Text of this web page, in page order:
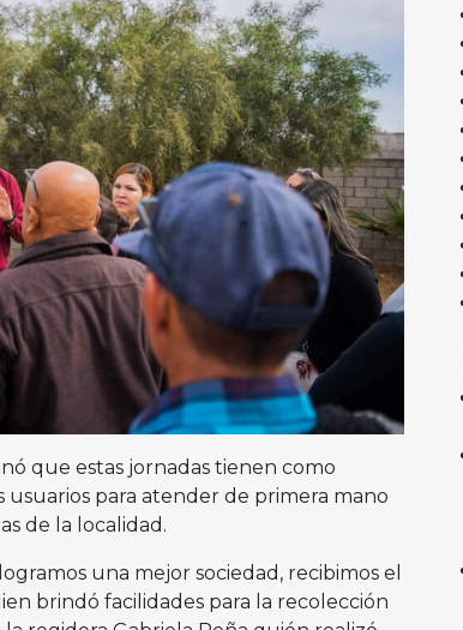
que estas jornadas tienen como
para atender de primera mano
de la localidad.
una mejor sociedad, recibimos el
brindó facilidades para la recolección